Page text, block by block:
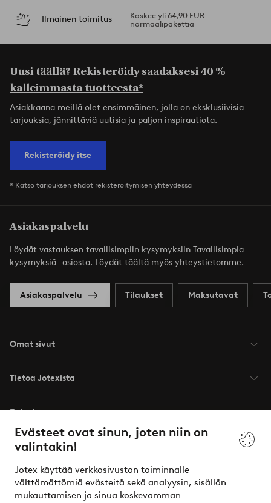
Evästeet ovat sinun, joten niin on
valintakin!
Jotex käyttää verkkosivuston toiminnalle
välttämättömiä evästeitä sekä analyysin, sisällön
mukauttamisen ja sinua koskevamman
Ilmainen toimitus
Koskee yli 64,90 EUR
normaalipakettia
Uusi täällä? Rekisteröidy saadaksesi40 %
kalleimmasta tuotteesta*
Asiakkaana meillä olet ensimmäinen, jolla on eksklusiivisia
tarjouksia, jännittäviä uutisia ja paljon inspiraatiota.
Rekisteröidy itse
* Katso tarjouksen ehdot rekisteröitymisen yhteydessä
Asiakaspalvelu
Löydät vastauksen tavallisimpiin kysymyksiin Tavallisimpia
kysymyksiä -osiosta. Löydät täältä myös yhteystietomme.
Asiakaspalvelu Tilaukset Maksutavat
Omat sivut
Tietoa Jotexista
Palvelumme
Ehdot
Ystävät